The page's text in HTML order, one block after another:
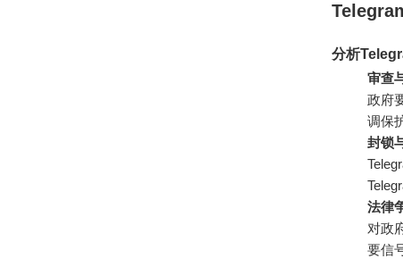
分析
审查
政府
调保
封锁
法律
对政
要信